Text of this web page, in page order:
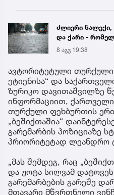
ძლიერი ნალექი,
და ქარი - რომელ
რეგიონს
მეწყრის საფრთხე
8 აგვ 19:38
ავტორიტეტული თურქული
ეტიენისა“ და
ზურიკო დავითაშვილზე
ინფორმაციით,
თურქული ფეხბურთის
„ბეშიქთაშია“
გარემარბის პოზიციაზე
პრიორიტეტად ლეანდრო
„მას შემდეგ, რაც
და ჟოტა სილვამ
გარემარბების გარეშე
მთავარი მწვრთნელი